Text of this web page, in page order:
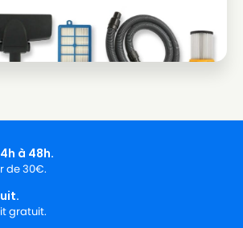
à 48h.
de 30€.
gratuit.